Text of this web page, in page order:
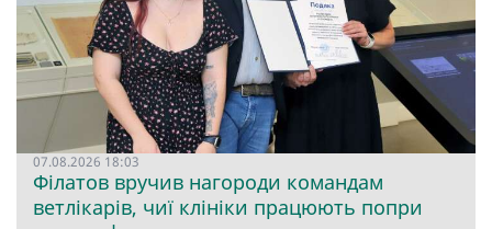
07.08.2026 18:03
Філатов вручив нагороди командам
ветлікарів, чиї клініки працюють попри